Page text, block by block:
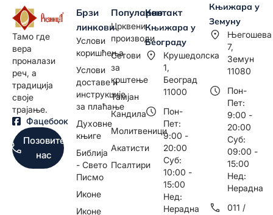
Тамо где
вера
проналази
реч, а
традиција
своје
трајање.
Фацебоок
Позовите
нас
Брзи
линкови
Услови
коришћења
Услови
доставе и
инструкције
за плаћање
Духовне
књиге
Библија
- Свето
Писмо
Иконе
Иконе
Популарно
Црквени
производи
Сетови
за
крштење
Тамјан
Кандила
Молитвеници
Акатисти
Псалтири
Контакт
Књижара у
Београду
Крушедолска
1,
Београд
11000
Пон-
Пет:
9:00 -
20:00
Суб:
10:00 -
15:00
Нед:
Нерадна
Књижара у
Земуну
Његошева
7,
Земун
11080
Пон-
Пет:
9:00 -
20:00
Суб:
09:00 -
15:00
Нед:
Нерадна
011 /